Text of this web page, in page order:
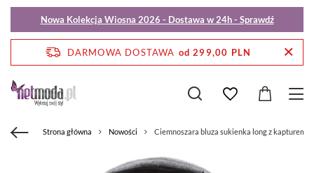
Nowa Kolekcja Wiosna 2026 - Dostawa w 24h - Sprawdź
DARMOWA DOSTAWA od 299,00 PLN
Strona główna Nowości Ciemnoszara bluza sukienka long z kapturem